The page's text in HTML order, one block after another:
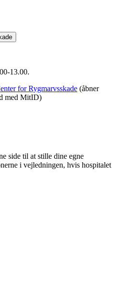
13.00.
for Rygmarvsskade (åbner
med MitID)
side til at stille dine egne
i vejledningen, hvis hospitalet